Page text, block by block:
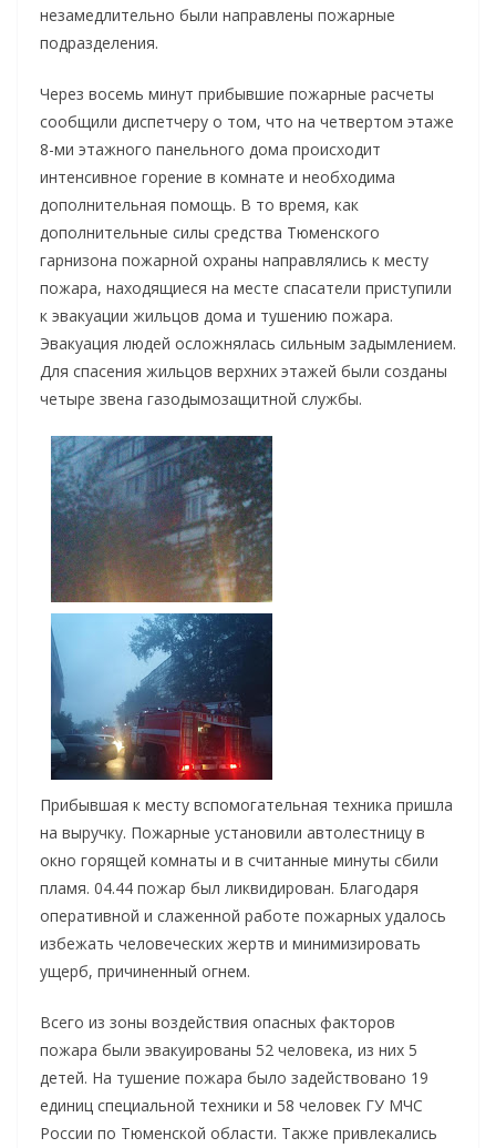
незамедлительно были направлены пожарные
подразделения.
Через восемь минут прибывшие пожарные расчеты
сообщили диспетчеру о том, что на четвертом этаже
8-ми этажного панельного дома происходит
интенсивное горение в комнате и необходима
дополнительная помощь. В то время, как
дополнительные силы средства Тюменского
гарнизона пожарной охраны направлялись к месту
пожара, находящиеся на месте спасатели приступили
к эвакуации жильцов дома и тушению пожара.
Эвакуация людей осложнялась сильным задымлением.
Для спасения жильцов верхних этажей были созданы
четыре звена газодымозащитной службы.
Прибывшая к месту вспомогательная техника пришла
на выручку. Пожарные установили автолестницу в
окно горящей комнаты и в считанные минуты сбили
пламя. 04.44 пожар был ликвидирован. Благодаря
оперативной и слаженной работе пожарных удалось
избежать человеческих жертв и минимизировать
ущерб, причиненный огнем.
Всего из зоны воздействия опасных факторов
пожара были эвакуированы 52 человека, из них 5
детей. На тушение пожара было задействовано 19
единиц специальной техники и 58 человек ГУ МЧС
России по Тюменской области. Также привлекались